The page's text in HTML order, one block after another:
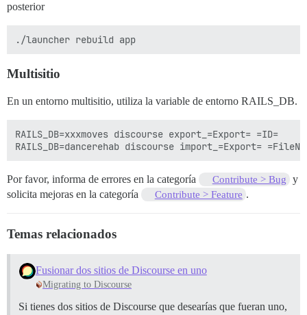
posterior
Multisitio
En un entorno multisitio, utiliza la variable de entorno RAILS_DB.
RAILS_DB=xxxmoves discourse export_=Export= =ID=
Por favor, informa de errores en la categoría Contribute > Bug
y
solicita mejoras en la categoría
Contribute > Feature .
Temas relacionados
Fusionar dos sitios de Discourse en uno
Migrating to Discourse
Si tienes dos sitios de Discourse que desearías que fueran uno,